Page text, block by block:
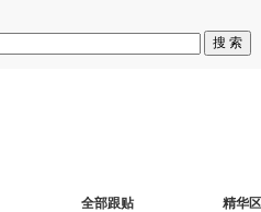
全部跟贴 精华区